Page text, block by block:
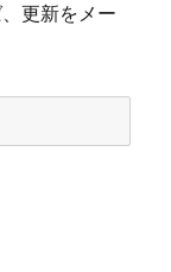
更新をメー